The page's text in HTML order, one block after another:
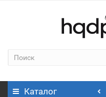
Каталог